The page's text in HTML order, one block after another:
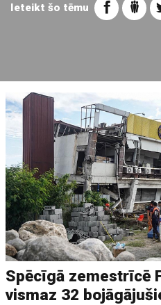
Ieteikt šo tēmu
Spēcīgā zemestrīcē
vismaz 32